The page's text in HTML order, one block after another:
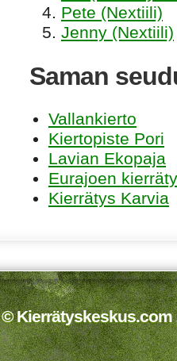
Pete (Nextiili)
Jenny (Nextiili)
Saman
Vallankierto
Kiertopiste Pori
Lavian Ekopaja
Eurajoen
Kierrätys Karvia
© Kierrätyskeskus.com